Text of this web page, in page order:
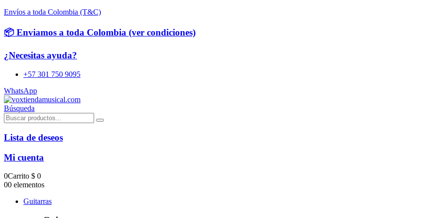
Envíos a toda Colombia (T&C)
📦 Enviamos a toda Colombia (ver condiciones)
¿Necesitas ayuda?
+57 301 750 9095
WhatsApp
Búsqueda
Lista de deseos
Mi cuenta
0Carrito $ 0
00 elementos
Guitarras